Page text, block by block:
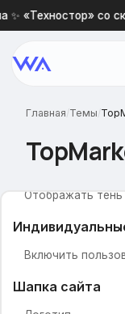
«Техностор» со
Главная/Темы/
Просмотренные
Настройки
Цветовая схема
Фон сайта
Отображать тень
Включить
Шапка сайта